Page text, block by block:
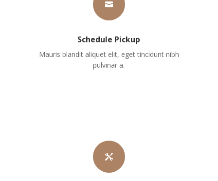

Schedule Pickup
Mauris blandit aliquet elit, eget tincidunt nibh
pulvinar a.
